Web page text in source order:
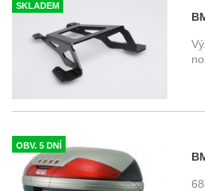
SKLADEM
OBV. 5 DNÍ